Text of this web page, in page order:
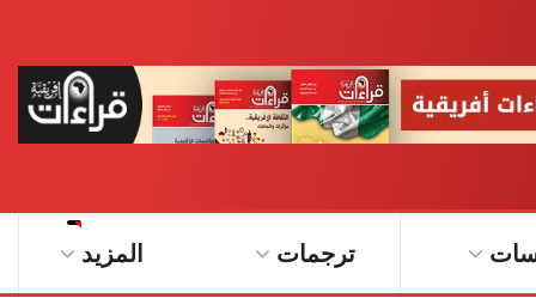
ترجمات المزيد